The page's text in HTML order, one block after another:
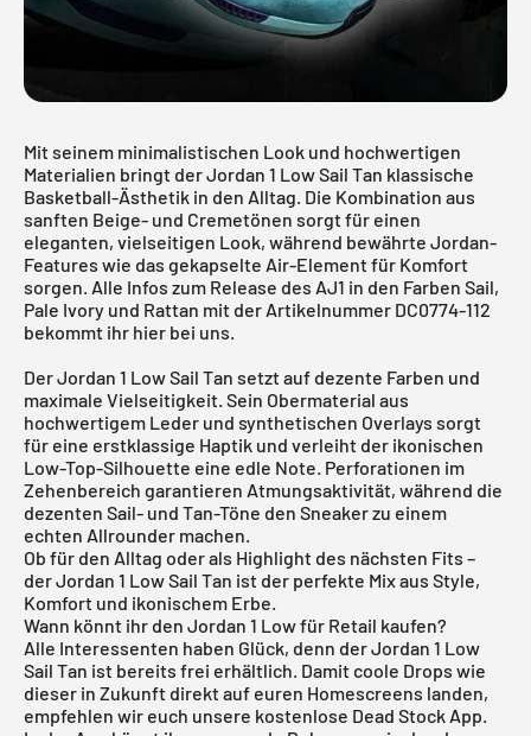
Mit seinem minimalistischen Look und hochwertigen
Materialien bringt der Jordan 1 Low Sail Tan klassische
Basketball-Ästhetik in den Alltag. Die Kombination aus
sanften Beige- und Cremetönen sorgt für einen
eleganten, vielseitigen Look, während bewährte Jordan-
Features wie das gekapselte Air-Element für Komfort
sorgen. Alle Infos zum Release des AJ1 in den Farben Sail,
Pale Ivory und Rattan mit der Artikelnummer DC0774-112
bekommt ihr hier bei uns.
Der Jordan 1 Low Sail Tan setzt auf dezente Farben und
maximale Vielseitigkeit. Sein Obermaterial aus
hochwertigem Leder und synthetischen Overlays sorgt
für eine erstklassige Haptik und verleiht der ikonischen
Low-Top-Silhouette eine edle Note. Perforationen im
Zehenbereich garantieren Atmungsaktivität, während die
dezenten Sail- und Tan-Töne den Sneaker zu einem
echten Allrounder machen.
Ob für den Alltag oder als Highlight des nächsten Fits –
derJordan 1 LowSail Tan ist der perfekte Mix aus Style,
Komfort und ikonischem Erbe.
Wann könnt ihr den Jordan 1 Low für Retail kaufen?
Alle Interessenten haben Glück, denn der Jordan 1 Low
Sail Tan ist bereits frei erhältlich. Damit coole Drops wie
dieser in Zukunft direkt auf euren Homescreens landen,
empfehlen wir euch unsere kostenlose Dead Stock App.